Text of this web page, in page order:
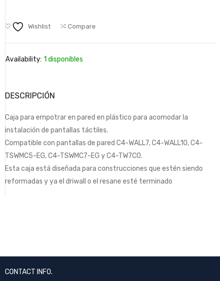
Wishlist Compare
Availability: 1 disponibles
DESCRIPCIÓN
Caja para empotrar en pared en plástico para acomodar la
instalación de pantallas táctiles.
Compatible con pantallas de pared C4-WALL7, C4-WALL10, C4-
TSWMC5-EG, C4-TSWMC7-EG y C4-TW7C0.
Esta caja está diseñada para construcciones que estén siendo
reformadas y ya el driwall o el resane esté terminado
CONTACT INFO.